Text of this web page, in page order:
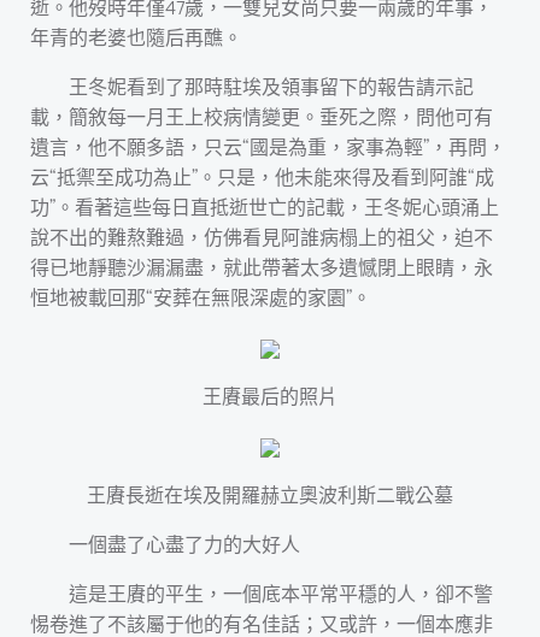
逝。他歿時年僅47歲，一雙兒女尚只要一兩歲的年事，
年青的老婆也隨后再醮。
王冬妮看到了那時駐埃及領事留下的報告請示記
載，簡敘每一月王上校病情變更。垂死之際，問他可有
遺言，他不願多語，只云“國是為重，家事為輕”，再問，
云“抵禦至成功為止”。只是，他未能來得及看到阿誰“成
功”。看著這些每日直抵逝世亡的記載，王冬妮心頭涌上
說不出的難熬難過，仿佛看見阿誰病榻上的祖父，迫不
得已地靜聽沙漏漏盡，就此帶著太多遺憾閉上眼睛，永
恒地被載回那“安葬在無限深處的家園”。
王賡最后的照片
王賡長逝在埃及開羅赫立奧波利斯二戰公墓
一個盡了心盡了力的大好人
這是王賡的平生，一個底本平常平穩的人，卻不警
惕卷進了不該屬于他的有名佳話；又或許，一個本應非